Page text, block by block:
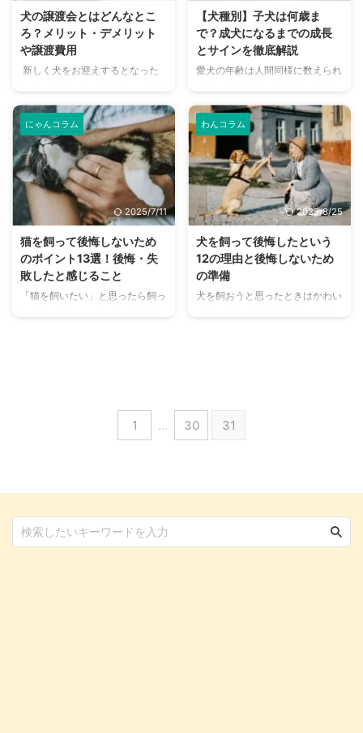
す。 この記事の結論 ヨークシャ
ー・テリアなどの混血により、オ
ーストラリアで誕生した犬種 飼
い主さんに対して愛情深く従順
が似ているオーストラリアン・シ
ルキ ...
グヘアにも魅力はたっぷり！ そ
んなブリティッシュロングヘアに
はどんな特徴があるのか、飼う上
での注意点などもまとめました。
この記事の結論 人懐っこくフレ
ないので初心者も飼いやすい 尿
路結石症や膀胱炎などの病気に ...
犬の譲渡会とはどんなとこ
ろ？メリット・デメリット
や譲渡費用
新しく犬をお迎えするとなった
護犬の譲渡会です。 少しずつ一
般的にはなってきていますが、ま
だまだ譲渡会というものがよくわ
からない、という人も多いのでは
ないでしょうか。 ひと昔前まで
はペットショップからお迎えする
のが一般的でしたが、今では譲渡
会や里親募集などが広まってきて
きに考えておきたい、保護犬の譲
渡会についてご紹介していきま
す。 この記事の結論 保護犬の譲
渡会とは、動物保護団体などによ
【犬種別】子犬は何歳ま
で？成犬になるまでの成長
とサインを徹底解説
愛犬の年齢は人間同様に数えられ
めに成長スピードは異なります。
平均的な寿命が10歳～15歳ほど
とされているため、これに応じた
年齢計算が必要になってきます。
その上で子犬からお迎えしている
人にとって、何歳までを子犬とし
て考えればよいのか、悩んでしま
いますよね。 そこでこの記事で
犬の年齢についてご紹介します。
この記事の結論 子犬と呼ばれる
時期は、生後10か月頃から1歳に
なるまでの間が一般的 大型犬の
にゃんコラム
2025/7/11
猫を飼って後悔しないため
のポイント13選！後悔・失
敗したと感じること
「猫を飼いたい」と思ったら飼っ
を飼うということは命を預かると
いうことであり、簡単に手放せる
ようなものではありません。 大
傷、思っていた以上にスキンシッ
わんコラム
2025/8/25
犬を飼って後悔したという
12の理由と後悔しないため
の準備
犬を飼おうと思ったときはかわい
良いことばかりではなく、お世話
の大変さや病気など予想外の出来
事が多くなり、飼ったことを後悔
悔する理由はさまざまで、金銭面
1 … 30 31